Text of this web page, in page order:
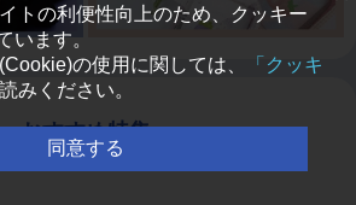
おすすめ特集
トの利便性向上のため、クッキー
います。
の使用に関しては、
「クッキ
みください。
同意する